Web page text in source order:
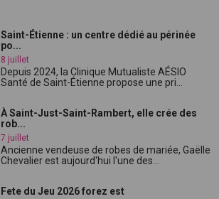
Saint-Étienne : un centre dédié au périnée
po...
8 juillet
Depuis 2024, la Clinique Mutualiste AÉSIO
Santé de Saint-Étienne propose une pri...
À Saint-Just-Saint-Rambert, elle crée des
rob...
7 juillet
Ancienne vendeuse de robes de mariée, Gaëlle
Chevalier est aujourd'hui l'une des...
Fete du Jeu 2026 forez est